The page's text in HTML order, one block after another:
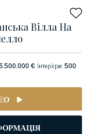
Вілла На
€ Інтер'єри:500